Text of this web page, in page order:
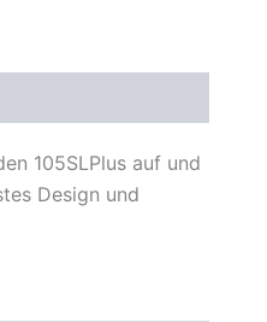
105SLPlus auf und
Design und